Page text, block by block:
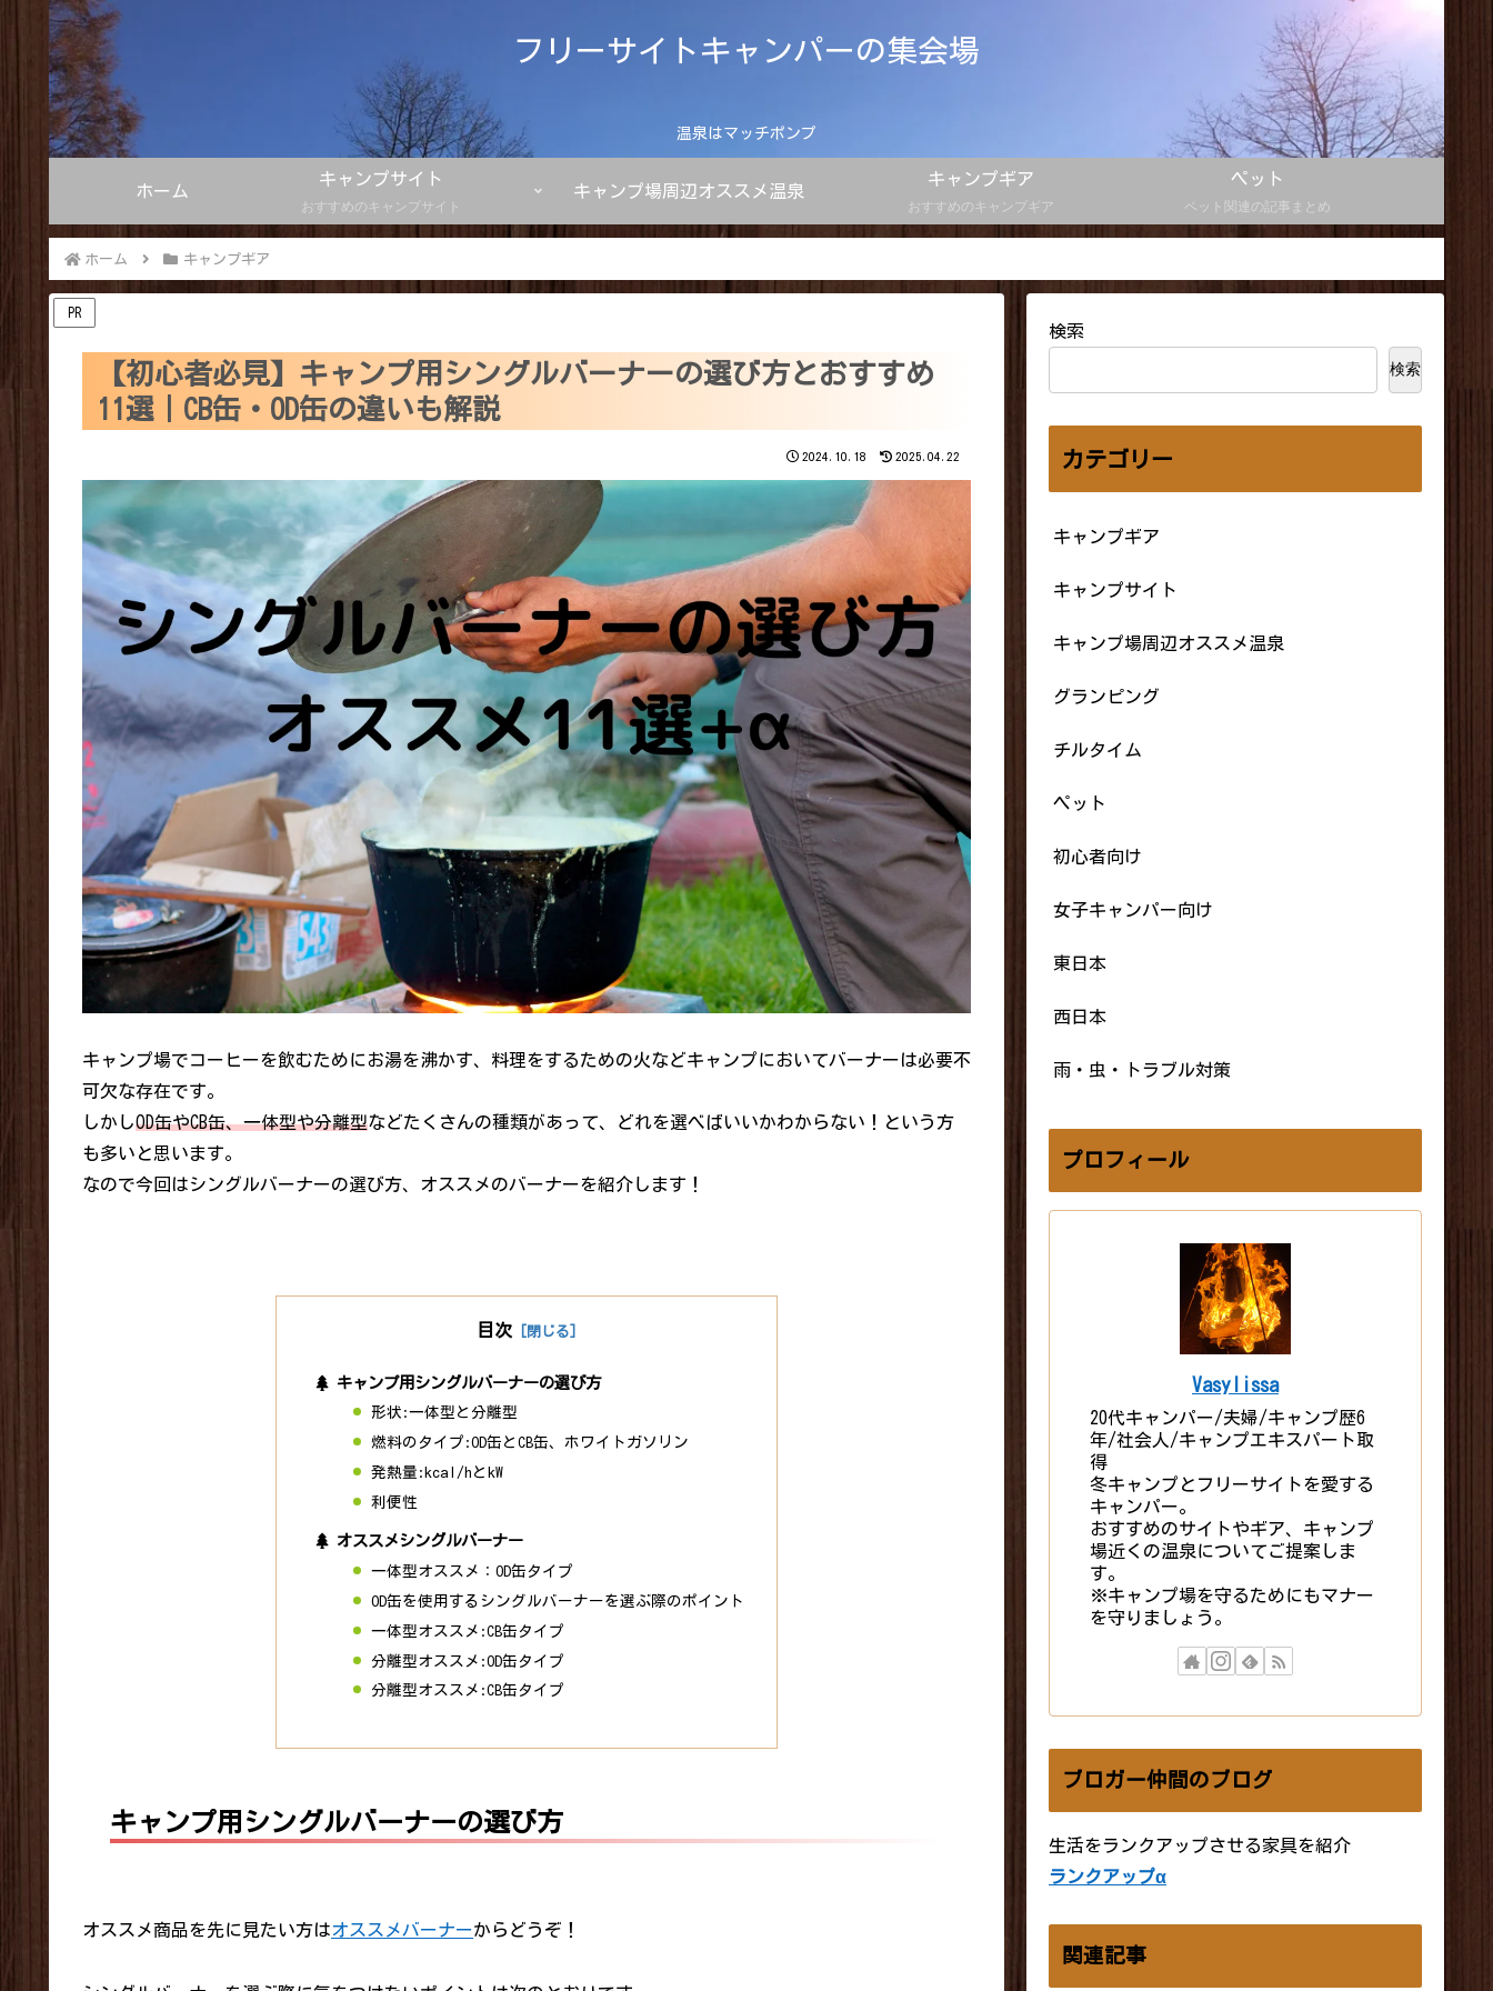
フリーサイトキャンパーの集会場
温泉はマッチポンプ
ホーム
キャンプサイト
おすすめのキャンプサイト
キャンプ場周辺オススメ温泉
キャンプギア
おすすめのキャンプギア
ペット
ペット関連の記事まとめ
ホーム キャンプギア
PR
【初心者必見】キャンプ用シングルバーナーの選び方とおすすめ
11選｜CB缶・OD缶の違いも解説
2024.10.18 2025.04.22
キャンプ場でコーヒーを飲むためにお湯を沸かす、料理をするための火などキャンプにおいてバーナーは必要不
可欠な存在です。
しかしOD缶やCB缶、一体型や分離型などたくさんの種類があって、どれを選べばいいかわからない！という方
も多いと思います。
なので今回はシングルバーナーの選び方、オススメのバーナーを紹介します！
目次
キャンプ用シングルバーナーの選び方
形状:一体型と分離型
燃料のタイプ:OD缶とCB缶、ホワイトガソリン
発熱量:kcal/hとkW
利便性
オススメシングルバーナー
一体型オススメ：OD缶タイプ
OD缶を使用するシングルバーナーを選ぶ際のポイント
一体型オススメ:CB缶タイプ
分離型オススメ:OD缶タイプ
分離型オススメ:CB缶タイプ
キャンプ用シングルバーナーの選び方
オススメ商品を先に見たい方はオススメバーナーからどうぞ！
検索
検索
カテゴリー
キャンプギア
キャンプサイト
キャンプ場周辺オススメ温泉
グランピング
チルタイム
ペット
初心者向け
女子キャンパー向け
東日本
西日本
雨・虫・トラブル対策
プロフィール
Vasylissa
20代キャンパー/夫婦/キャンプ歴6
年/社会人/キャンプエキスパート取
得
冬キャンプとフリーサイトを愛する
キャンパー。
おすすめのサイトやギア、キャンプ
場近くの温泉についてご提案しま
す。
※キャンプ場を守るためにもマナー
を守りましょう。
ブロガー仲間のブログ
生活をランクアップさせる家具を紹介
ランクアップα
関連記事